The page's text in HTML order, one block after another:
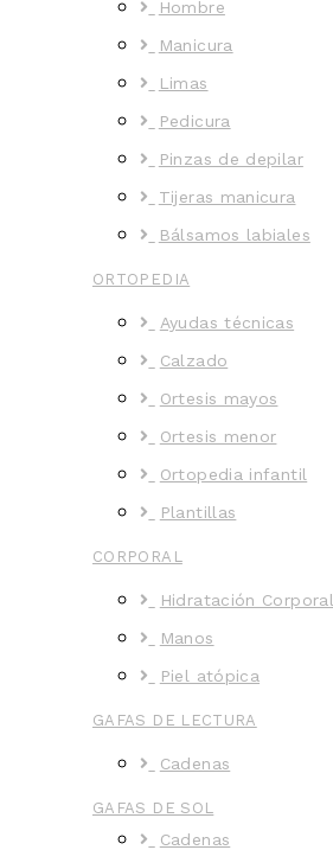
Hombre
Manicura
Limas
Pedicura
Pinzas de depilar
Tijeras manicura
Bálsamos labiales
ORTOPEDIA
Ayudas técnicas
Calzado
Ortesis mayos
Ortesis menor
Ortopedia infantil
Plantillas
CORPORAL
Hidratación Corporal
Manos
Piel atópica
GAFAS DE LECTURA
Cadenas
GAFAS DE SOL
Cadenas